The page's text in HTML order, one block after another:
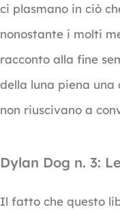
ci plasmano in ciò
nonostante i molti
racconto alla fine
della luna piena
non riuscivano a
Dylan Dog n. 3:
Il fatto che questo